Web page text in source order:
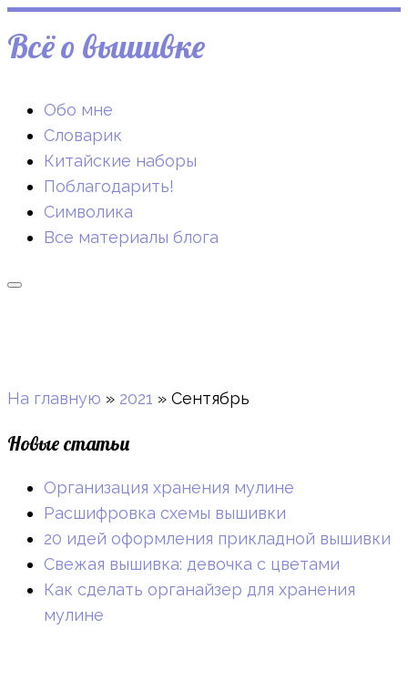
Всё о вышивке
Обо мне
Словарик
Китайские наборы
Поблагодарить!
Символика
Все материалы блога
На главную » 2021 » Сентябрь
Новые статьи
Организация хранения мулине
Расшифровка схемы вышивки
20 идей оформления прикладной вышивки
Свежая вышивка: девочка с цветами
Как сделать органайзер для хранения
мулине